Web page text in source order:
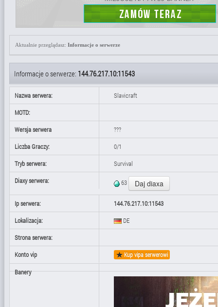
Aktualnie przeglądasz: Informacje o serwerze
Informacje o serwerze: 144.76.217.10:11543
Nazwa serwera:
Slavicraft
MOTD:
Wersja serwera
???
Liczba Graczy:
0/1
Tryb serwera:
Survival
Diaxy serwera:
63
Ip serwera:
144.76.217.10:11543
Lokalizacja:
DE
Strona serwera:
Konto vip
Kup vipa serwerowi
Banery